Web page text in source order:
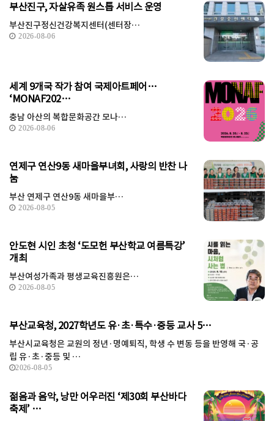
부산진구, 자살유족 원스톱 서비스 운영
부산진구정신건강복지센터(센터장…
2026-08-06
세계 9개국 작가 참여 국제아트페어…
‘MONAF202…
충남 아산의 복합문화공간 모나…
2026-08-06
연제구 연산9동 새마을부녀회, 사랑의 반찬 나
눔
부산 연제구 연산9동 새마을부…
2026-08-05
안도현 시인 초청 ‘도모헌 부산학교 여름특강’
개최
부산여성가족과 평생교육진흥원은…
2026-08-05
부산교육청, 2027학년도 유·초·특수·중등 교사 5…
부산시교육청은 교원의 정년·명예퇴직, 학생 수 변동 등을 반영해 국·공
립 유·초·중등 및 …
2026-08-05
젊음과 음악, 낭만 어우러진 ‘제30회 부산바다
축제’ …